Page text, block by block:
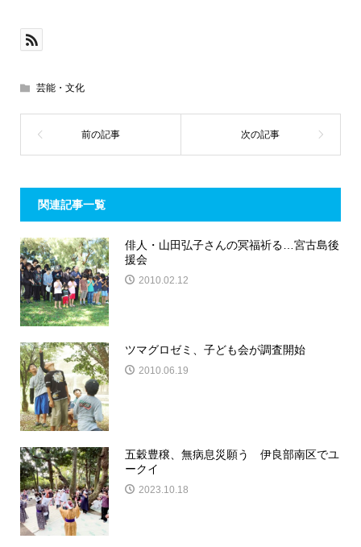
芸能・文化
関連記事一覧
俳人・山田弘子さんの冥福祈る…宮古島後
援会
2010.02.12
ツマグロゼミ、子ども会が調査開始
2010.06.19
五穀豊穣、無病息災願う 伊良部南区でユ
ークイ
2023.10.18